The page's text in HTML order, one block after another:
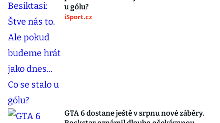
u gólu?
iSport.cz
GTA 6 dostane ještě v srpnu nové záběry.